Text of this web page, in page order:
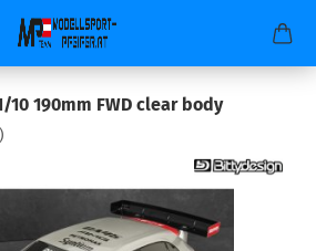
10 190mm FWD clear body
)